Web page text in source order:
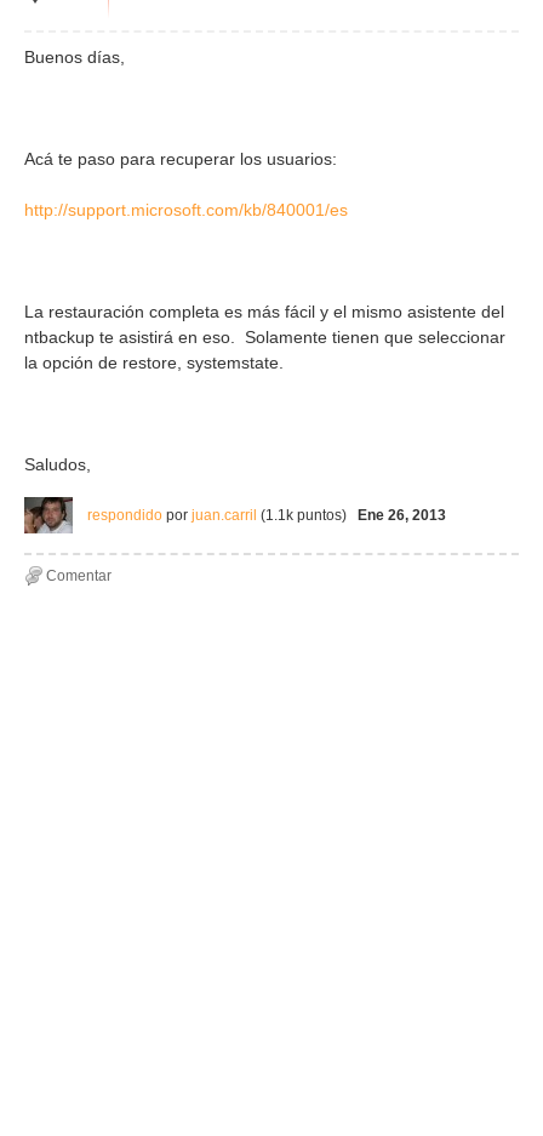
Buenos días,
Acá te paso para recuperar los usuarios:
http://support.microsoft.com/kb/840001/es
La restauración completa es más fácil y el mismo asistente del
ntbackup te asistirá en eso. Solamente tienen que seleccionar
la opción de restore, systemstate.
Saludos,
respondido por juan.carril (1.1k puntos) Ene 26, 2013